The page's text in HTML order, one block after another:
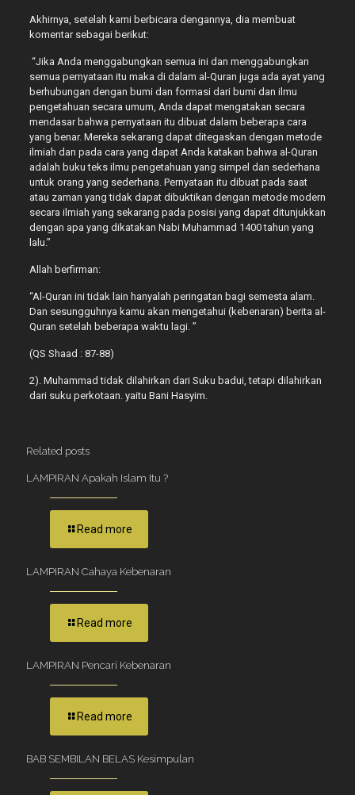
Akhirnya, setelah kami berbicara dengannya, dia membuat
komentar sebagai berikut:
“Jika Anda menggabungkan semua ini dan menggabungkan
semua pernyataan itu maka di dalam al-Quran juga ada ayat yang
berhubungan dengan bumi dan formasi dari bumi dan ilmu
pengetahuan secara umum, Anda dapat mengatakan secara
mendasar bahwa pernyataan itu dibuat dalam beberapa cara
yang benar. Mereka sekarang dapat ditegaskan dengan metode
ilmiah dan pada cara yang dapat Anda katakan bahwa al-Quran
adalah buku teks ilmu pengetahuan yang simpel dan sederhana
untuk orang yang sederhana. Pernyataan itu dibuat pada saat
atau zaman yang tidak dapat dibuktikan dengan metode modern
secara ilmiah yang sekarang pada posisi yang dapat ditunjukkan
dengan apa yang dikatakan Nabi Muhammad 1400 tahun yang
lalu.”
Allah berfirman:
“Al-Quran ini tidak lain hanyalah peringatan bagi semesta alam.
Dan sesungguhnya kamu akan mengetahui (kebenaran) berita al-
Quran setelah beberapa waktu lagi. ”
(QS Shaad : 87-88)
2). Muhammad tidak dilahirkan dari Suku badui, tetapi dilahirkan
dari suku perkotaan. yaitu Bani Hasyim.
Related posts
LAMPIRAN Apakah Islam Itu ?
Read more
LAMPIRAN Cahaya Kebenaran
Read more
LAMPIRAN Pencari Kebenaran
Read more
BAB SEMBILAN BELAS Kesimpulan